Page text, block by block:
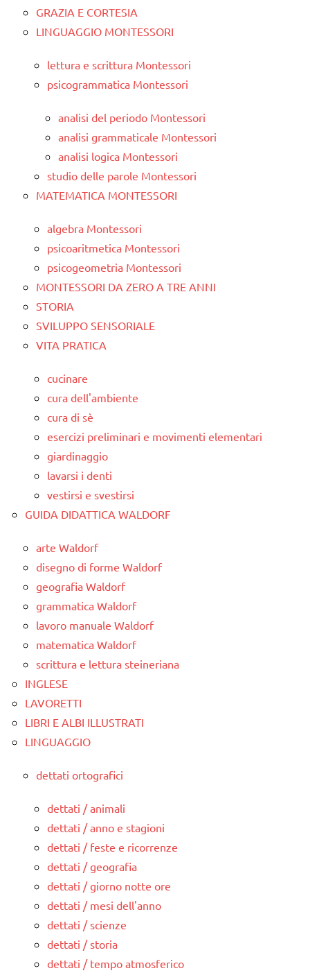
GRAZIA E CORTESIA
LINGUAGGIO MONTESSORI
lettura e scrittura Montessori
psicogrammatica Montessori
analisi del periodo Montessori
analisi grammaticale Montessori
analisi logica Montessori
studio delle parole Montessori
MATEMATICA MONTESSORI
algebra Montessori
psicoaritmetica Montessori
psicogeometria Montessori
MONTESSORI DA ZERO A TRE ANNI
STORIA
SVILUPPO SENSORIALE
VITA PRATICA
cucinare
cura dell'ambiente
cura di sè
esercizi preliminari e movimenti elementari
giardinaggio
lavarsi i denti
vestirsi e svestirsi
GUIDA DIDATTICA WALDORF
arte Waldorf
disegno di forme Waldorf
geografia Waldorf
grammatica Waldorf
lavoro manuale Waldorf
matematica Waldorf
scrittura e lettura steineriana
INGLESE
LAVORETTI
LIBRI E ALBI ILLUSTRATI
LINGUAGGIO
dettati ortografici
dettati / animali
dettati / anno e stagioni
dettati / feste e ricorrenze
dettati / geografia
dettati / giorno notte ore
dettati / mesi dell'anno
dettati / scienze
dettati / storia
dettati / tempo atmosferico